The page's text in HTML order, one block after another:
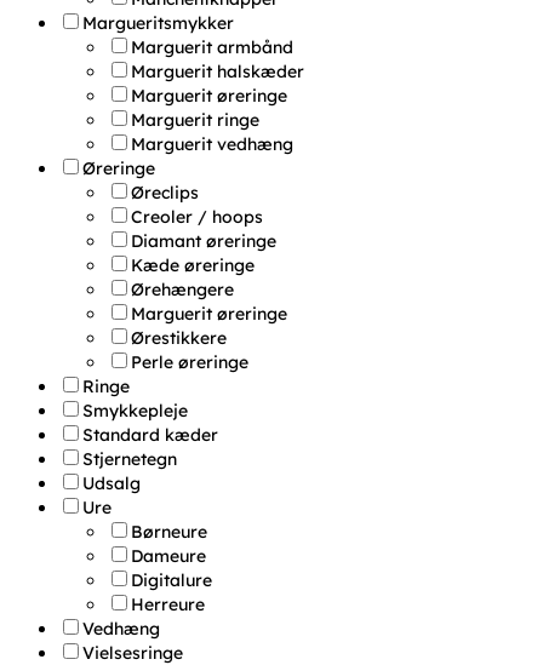
Margueritsmykker
Marguerit armbånd
Marguerit halskæder
Marguerit øreringe
Marguerit ringe
Marguerit vedhæng
Øreringe
Øreclips
Creoler / hoops
Diamant øreringe
Kæde øreringe
Ørehængere
Marguerit øreringe
Ørestikkere
Perle øreringe
Ringe
Smykkepleje
Standard kæder
Stjernetegn
Udsalg
Ure
Børneure
Dameure
Digitalure
Herreure
Vedhæng
Vielsesringe